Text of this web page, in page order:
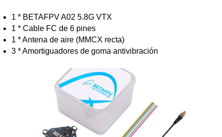
1 * BETAFPV A02 5.8G VTX
1 * Cable FC de 6 pines
1 * Antena de aire (MMCX recta)
3 * Amortiguadores de goma antivibración